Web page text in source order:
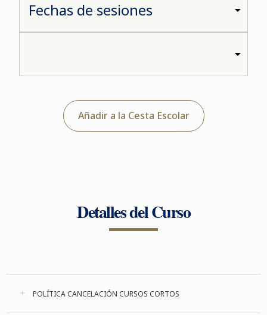
Añadir a la Cesta Escolar
Detalles del Curso
POLÍTICA CANCELACIÓN CURSOS CORTOS